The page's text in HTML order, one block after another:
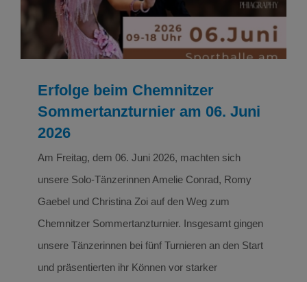
Tanzen Ergebnisse
Erfolge beim Chemnitzer
Sommertanzturnier am 06. Juni
2026
Am Freitag, dem 06. Juni 2026, machten sich
unsere Solo-Tänzerinnen Amelie Conrad, Romy
Gaebel und Christina Zoi auf den Weg zum
Chemnitzer Sommertanzturnier. Insgesamt gingen
unsere Tänzerinnen bei fünf Turnieren an den Start
und präsentierten ihr Können vor starker